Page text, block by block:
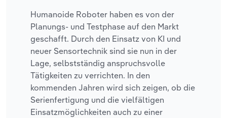
Humanoide Roboter haben es von der
Planungs- und Testphase auf den Markt
geschafft. Durch den Einsatz von KI und
neuer Sensortechnik sind sie nun in der
Lage, selbstständig anspruchsvolle
Tätigkeiten zu verrichten. In den
kommenden Jahren wird sich zeigen, ob die
Serienfertigung und die vielfältigen
Einsatzmöglichkeiten auch zu einer